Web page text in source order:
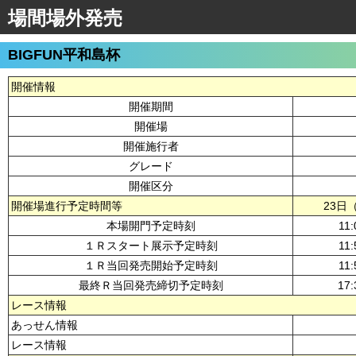
場間場外発売
BIGFUN平和島杯
開催情報
開催期間
開催場
開催施行者
グレード
開催区分
開催場進行予定時間等
23日
本場開門予定時刻
１Ｒスタート展示予定時刻
１Ｒ当回発売開始予定時刻
最終Ｒ当回発売締切予定時刻
レース情報
あっせん情報
レース情報